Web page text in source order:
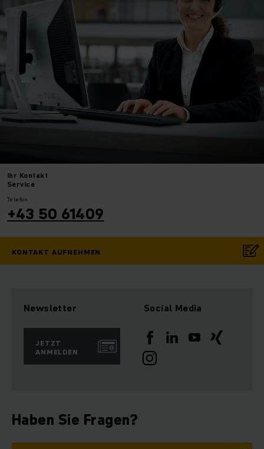
Ihr Kontakt
Service
Telefon
+43 50 61409
KONTAKT AUFNEHMEN
Newsletter
JETZT
ANMELDEN
Social Media
Haben Sie Fragen?